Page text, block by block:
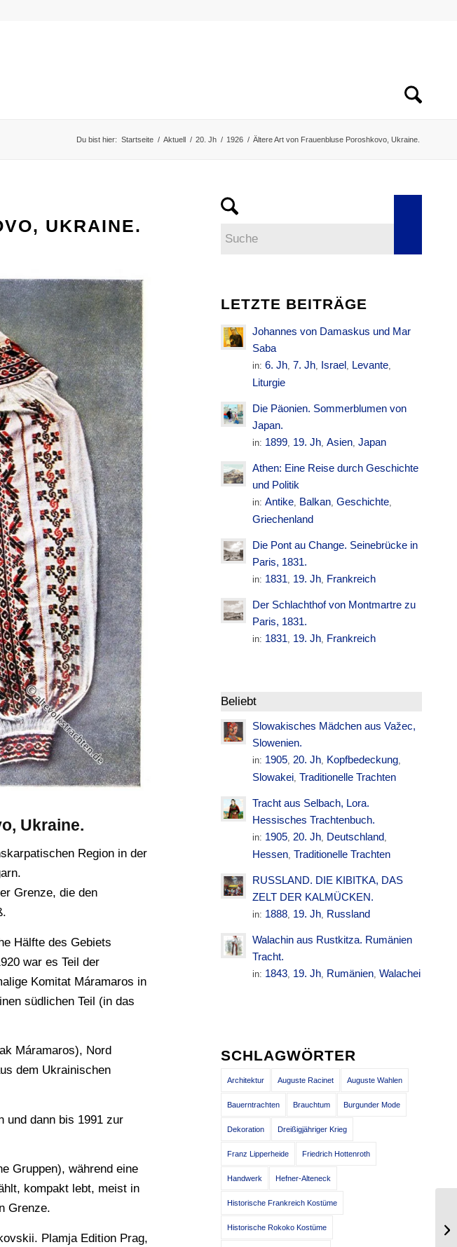
Du bist hier: Startseite / Aktuell / 20. Jh / 1926 / Ältere Art von Frauenbluse Poroshkovo, Ukraine.
UKRAINE.
Ukraine.
Region in der
Grenze, die den
Hälfte des Gebiets
war es Teil der
Komitat Máramaros in
südlichen Teil (in das
Máramaros), Nord
dem Ukrainischen
und dann bis 1991 zur
Gruppen), während eine
kompakt lebt, meist in
Grenze.
Plamja Edition Prag,
LETZTE BEITRÄGE
Johannes von Damaskus und Mar
Saba
in:6. Jh, 7. Jh, Israel, Levante,
Liturgie
Die Päonien. Sommerblumen von
Japan.
in: 1899, 19. Jh,Asien,Japan
Athen: Eine Reise durch Geschichte
und Politik
in:Antike, Balkan,Geschichte,
Griechenland
Die Pont au Change. Seinebrücke in
Paris, 1831.
in: 1831, 19. Jh, Frankreich
Der Schlachthof von Montmartre zu
Paris, 1831.
in: 1831, 19. Jh, Frankreich
Beliebt
Slowakisches Mädchen aus Važec,
Slowenien.
in: 1905,20. Jh, Kopfbedeckung,
Slowakei, Traditionelle Trachten
Tracht aus Selbach, Lora.
Hessisches Trachtenbuch.
in: 1905,20. Jh, Deutschland,
Hessen, Traditionelle Trachten
RUSSLAND. DIE KIBITKA, DAS
ZELT DER KALMÜCKEN.
in: 1888, 19. Jh, Russland
Walachin aus Rustkitza. Rumänien
Tracht.
in: 1843, 19. Jh, Rumänien,Walachei
SCHLAGWÖRTER
Architektur Auguste Racinet Auguste Wahlen
Bauerntrachten Brauchtum Burgunder Mode
Dekoration Dreißigjähriger Krieg
Franz Lipperheide Friedrich Hottenroth
Handwerk Hefner-Alteneck
Historische Frankreich Kostüme
Historische Rokoko Kostüme